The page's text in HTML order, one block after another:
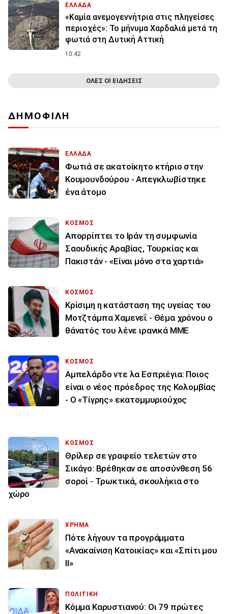
ΕΛΛΑΔΑ
«Καμία ανεμογεννήτρια στις πληγείσες
περιοχές»: Το μήνυμα Χαρδαλιά μετά τη
φωτιά στη Δυτική Αττική
10:42
ΟΛΕΣ ΟΙ ΕΙΔΗΣΕΙΣ
ΔΗΜΟΦΙΛΗ
ΕΛΛΑΔΑ
Φωτιά σε ακατοίκητο κτήριο στην
Κουμουνδούρου - Απεγκλωβίστηκε
ένα άτομο
ΚΟΣΜΟΣ
Απορρίπτει το Ιράν τη συμφωνία
Σαουδικής Αραβίας, Τουρκίας και
Πακιστάν - «Είναι μόνο στα χαρτιά»
ΚΟΣΜΟΣ
Κρίσιμη η κατάσταση της υγείας του
Μοτζτάμπα Χαμενεΐ - Θέμα χρόνου ο
θάνατός του λένε ιρανικά ΜΜΕ
ΚΟΣΜΟΣ
Αμπελάρδο ντε λα Εσπριέγια: Ποιος
είναι ο νέος πρόεδρος της Κολομβίας
- Ο «Τίγρης» εκατομμυριούχος
ΚΟΣΜΟΣ
Θρίλερ σε γραφείο τελετών στο
Σικάγο: Βρέθηκαν σε αποσύνθεση 56
σοροί - Τρωκτικά, σκουλήκια στο
χώρο
ΧΡΗΜΑ
Πότε λήγουν τα προγράμματα
«Ανακαίνιση Κατοικίας» και «Σπίτι μου
ΙΙ»
ΠΟΛΙΤΙΚΗ
Κόμμα Καρυστιανού: Οι 79 πρώτες